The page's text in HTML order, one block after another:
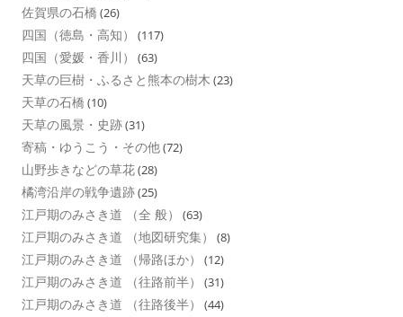
佐賀県の石橋 (26)
四国（徳島・高知） (117)
四国（愛媛・香川） (63)
天草の巨樹・ふるさと熊本の樹木 (23)
天草の石橋 (10)
天草の風景・史跡(31)
寄稿・ゆうこう・その他(72)
山野歩きなどの草花(28)
橘湾沿岸の戦争遺跡(25)
江戸期のみさき道 （全 般） (63)
江戸期のみさき道 （地図研究集） (8)
江戸期のみさき道 （帰路ほか） (12)
江戸期のみさき道 （往路前半） (31)
江戸期のみさき道 （往路後半） (44)